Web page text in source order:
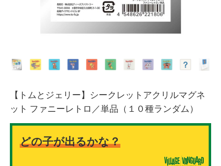
【トムとジェリー】シークレットアクリルマグネ
ット ファニーレトロ／単品（１０種ランダム）
どの子が出るかな？